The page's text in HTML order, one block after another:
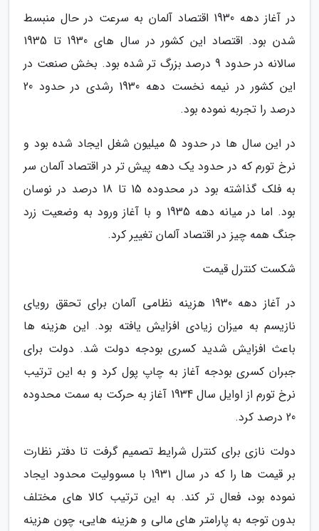
در آغاز دهه 1930 اقتصاد آلمان به سرعت در حال منبسط
شدن بود. اقتصاد این کشور در سال های 1930 تا 1935
سالانه در حدود 9 درصد بزرگ تر شده بود. بخش صنعت در
این کشور در نیمه نخست دهه 1930 رشدی در حدود 20
درصد را تجربه نموده بود.
در این سال ها در حدود 5 میلیون شغل ایجاد شده بود و
نرخ تورم که در حدود یک دهه پیش تر در اقتصاد آلمان سر
به فلک گذاشته بود در محدوده 15 تا 18 درصد در نوسان
بود. اما در میانه دهه 1935 و با آغاز ورود به وضعیت زرد
جنگ همه چیز در اقتصاد آلمان تغییر کرد.
شکست کنترل قیمت
در آغاز دهه 1930 هزینه نظامی آلمان برای تحقق رویای
نازیسم به میزان زیادی افزایش یافته بود. این هزینه ها
باعث افزایش شدید کسری بودجه دولت شد. دولت برای
جبران کسری بودجه آغاز به چاپ پول کرد و به این ترتیب
نرخ تورم از اوایل سال 1934 آغاز به حرکت به سمت محدوده
20 درصد کرد.
دولت نازی برای کنترل شرایط تصمیم گرفت تا دفتر نظارت
بر قیمت ها را که در سال 1931 با مسوولیت محدود ایجاد
نموده بود، فعال تر کند. به این ترتیب کالا های مختلف
بدون توجه به پارامتر های مالی و هزینه هایی، چون هزینه